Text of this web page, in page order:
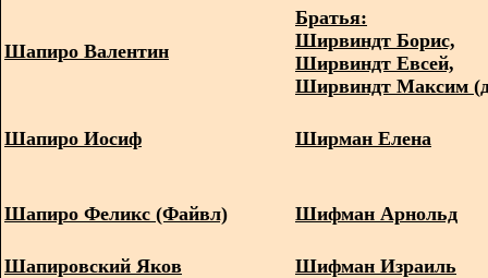
Шапиро Валентин
Братья:
Ширвиндт Борис,
Ширвиндт Евсей,
Ширвиндт Максим
Шапиро Иосиф Ширман Елена
Шапиро Феликс (Файвл) Шифман Арнольд
Шапировский Яков
Шифман Израиль